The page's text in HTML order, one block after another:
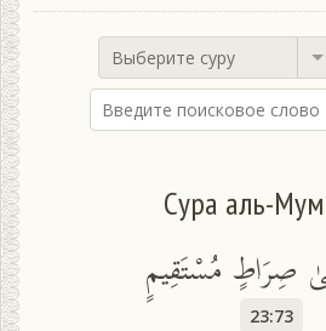
Выберите суру
Сура аль-
صِرَاطٍ مُسْتَقِيمٍ
23:73